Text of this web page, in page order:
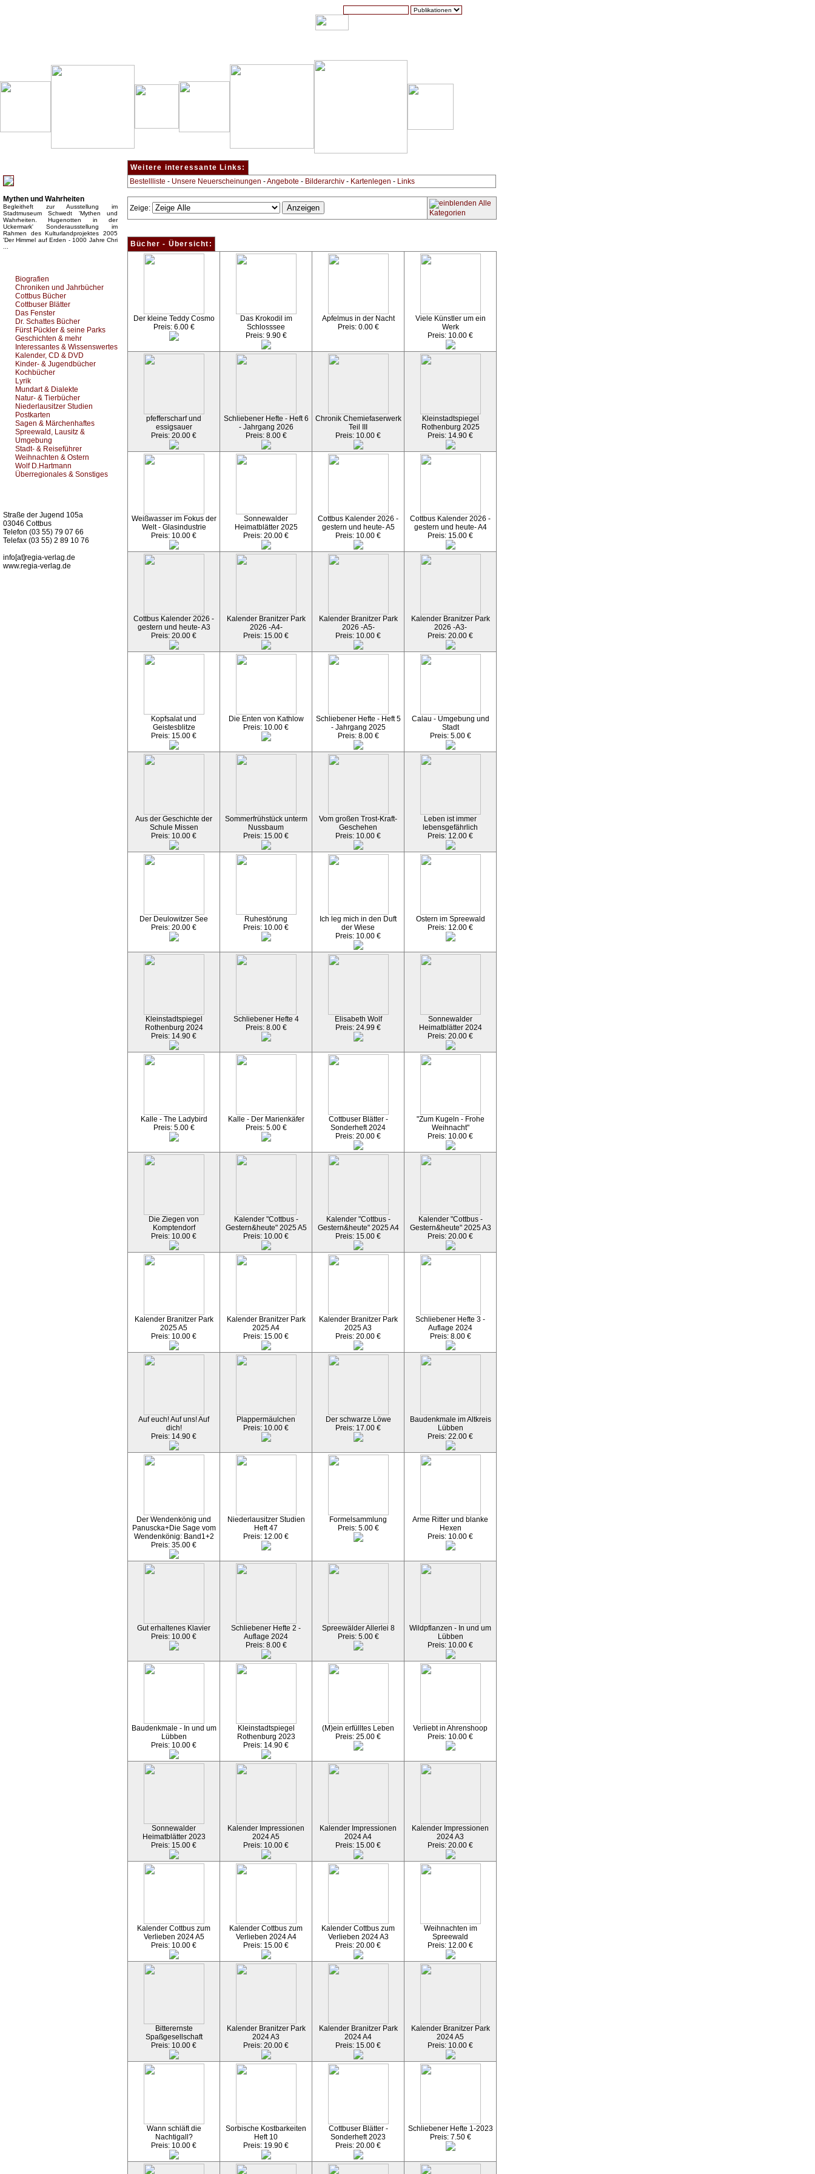
Mythen und Wahrheiten
Begleitheft zur Ausstellung im
Stadtmuseum Schwedt 'Mythen und
Wahrheiten. Hugenotten in der
Uckermark' Sonderausstellung im
Rahmen des Kulturlandprojektes 2005
'Der Himmel auf Erden - 1000 Jahre Chri
Biografien
Chroniken und Jahrbücher
Cottbus Bücher
Cottbuser Blätter
Das Fenster
Dr. Schattes Bücher
Fürst Pückler & seine Parks
Geschichten & mehr
Interessantes & Wissenswertes
Kalender, CD & DVD
Kinder- & Jugendbücher
Kochbücher
Lyrik
Mundart & Dialekte
Natur- & Tierbücher
Niederlausitzer Studien
Postkarten
Sagen & Märchenhaftes
Spreewald, Lausitz &
Umgebung
Stadt- & Reiseführer
Weihnachten & Ostern
Wolf D.Hartmann
Überregionales & Sonstiges
Straße der Jugend 105a
03046 Cottbus
Telefon (03 55) 79 07 66
Telefax (03 55) 2 89 10 76
info[at]regia-verlag.de
www.regia-verlag.de
Weitere interessante Links:
Bestellliste - Unsere Neuerscheinungen -Angebote - Bilderarchiv - Kartenlegen - Links
Zeige:
Alle
Kategorien
Bücher - Übersicht:
Der kleine Teddy Cosmo
Preis: 6.00 €
Das Krokodil im
Schlosssee
Preis: 9.90 €
Apfelmus in der Nacht
Preis: 0.00 €
Viele Künstler um ein
Werk
Preis: 10.00 €
pfefferscharf und
essigsauer
Preis: 20.00 €
Schliebener Hefte - Heft 6
- Jahrgang 2026
Preis: 8.00 €
Chronik Chemiefaserwerk
Teil III
Preis: 10.00 €
Kleinstadtspiegel
Rothenburg 2025
Preis: 14.90 €
Weißwasser im Fokus der
Welt - Glasindustrie
Preis: 10.00 €
Sonnewalder
Heimatblätter 2025
Preis: 20.00 €
Cottbus Kalender 2026 -
gestern und heute- A5
Preis: 10.00 €
Cottbus Kalender 2026 -
gestern und heute- A4
Preis: 15.00 €
Cottbus Kalender 2026 -
gestern und heute- A3
Preis: 20.00 €
Kalender Branitzer Park
2026 -A4-
Preis: 15.00 €
Kalender Branitzer Park
2026 -A5-
Preis: 10.00 €
Kalender Branitzer Park
2026 -A3-
Preis: 20.00 €
Kopfsalat und
Geistesblitze
Preis: 15.00 €
Die Enten von Kathlow
Preis: 10.00 €
Schliebener Hefte - Heft 5
- Jahrgang 2025
Preis: 8.00 €
Calau - Umgebung und
Stadt
Preis: 5.00 €
Aus der Geschichte der
Schule Missen
Preis: 10.00 €
Sommerfrühstück unterm
Nussbaum
Preis: 15.00 €
Vom großen Trost-Kraft-
Geschehen
Preis: 10.00 €
Leben ist immer
lebensgefährlich
Preis: 12.00 €
Der Deulowitzer See
Preis: 20.00 €
Ruhestörung
Preis: 10.00 €
Ich leg mich in den Duft
der Wiese
Preis: 10.00 €
Ostern im Spreewald
Preis: 12.00 €
Kleinstadtspiegel
Rothenburg 2024
Preis: 14.90 €
Schliebener Hefte 4
Preis: 8.00 €
Elisabeth Wolf
Preis: 24.99 €
Sonnewalder
Heimatblätter 2024
Preis: 20.00 €
Kalle - The Ladybird
Preis: 5.00 €
Kalle - Der Marienkäfer
Preis: 5.00 €
Cottbuser Blätter -
Sonderheft 2024
Preis: 20.00 €
"Zum Kugeln - Frohe
Weihnacht"
Preis: 10.00 €
Die Ziegen von
Komptendorf
Preis: 10.00 €
Kalender "Cottbus -
Gestern&heute" 2025 A5
Preis: 10.00 €
Kalender "Cottbus -
Gestern&heute" 2025 A4
Preis: 15.00 €
Kalender "Cottbus -
Gestern&heute" 2025 A3
Preis: 20.00 €
Kalender Branitzer Park
2025 A5
Preis: 10.00 €
Kalender Branitzer Park
2025 A4
Preis: 15.00 €
Kalender Branitzer Park
2025 A3
Preis: 20.00 €
Schliebener Hefte 3 -
Auflage 2024
Preis: 8.00 €
Auf euch! Auf uns! Auf
dich!
Preis: 14.90 €
Plappermäulchen
Preis: 10.00 €
Der schwarze Löwe
Preis: 17.00 €
Baudenkmale im Altkreis
Lübben
Preis: 22.00 €
Der Wendenkönig und
Panuscka+Die Sage vom
Wendenkönig: Band1+2
Preis: 35.00 €
Niederlausitzer Studien
Heft 47
Preis: 12.00 €
Formelsammlung
Preis: 5.00 €
Arme Ritter und blanke
Hexen
Preis: 10.00 €
Gut erhaltenes Klavier
Preis: 10.00 €
Schliebener Hefte 2 -
Auflage 2024
Preis: 8.00 €
Spreewälder Allerlei 8
Preis: 5.00 €
Wildpflanzen - In und um
Lübben
Preis: 10.00 €
Baudenkmale - In und um
Lübben
Preis: 10.00 €
Kleinstadtspiegel
Rothenburg 2023
Preis: 14.90 €
(M)ein erfülltes Leben
Preis: 25.00 €
Verliebt in Ahrenshoop
Preis: 10.00 €
Sonnewalder
Heimatblätter 2023
Preis: 15.00 €
Kalender Impressionen
2024 A5
Preis: 10.00 €
Kalender Impressionen
2024 A4
Preis: 15.00 €
Kalender Impressionen
2024 A3
Preis: 20.00 €
Kalender Cottbus zum
Verlieben 2024 A5
Preis: 10.00 €
Kalender Cottbus zum
Verlieben 2024 A4
Preis: 15.00 €
Kalender Cottbus zum
Verlieben 2024 A3
Preis: 20.00 €
Weihnachten im
Spreewald
Preis: 12.00 €
Bitterernste
Spaßgesellschaft
Preis: 10.00 €
Kalender Branitzer Park
2024 A3
Preis: 20.00 €
Kalender Branitzer Park
2024 A4
Preis: 15.00 €
Kalender Branitzer Park
2024 A5
Preis: 10.00 €
Wann schläft die
Nachtigall?
Preis: 10.00 €
Sorbische Kostbarkeiten
Heft 10
Preis: 19.90 €
Cottbuser Blätter -
Sonderheft 2023
Preis: 20.00 €
Schliebener Hefte 1-2023
Preis: 7.50 €